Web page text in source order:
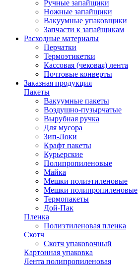
Ручные запайщики
Ножные запайщики
Вакуумные упаковщики
Запчасти к запайщикам
Расходные материалы
Перчатки
Термоэтикетки
Кассовая (чековая) лента
Почтовые конверты
Заказная продукция
Пакеты
Вакуумные пакеты
Воздушно-пузырчатые
Вырубная ручка
Для мусора
Зип-Локи
Крафт пакеты
Курьерские
Полипропиленовые
Майка
Мешки полиэтиленовые
Мешки полипропиленовые
Термопакеты
Дой-Пак
Пленка
Полиэтиленовая пленка
Скотч
Скотч упаковочный
Картонная упаковка
Лента полипропиленовая